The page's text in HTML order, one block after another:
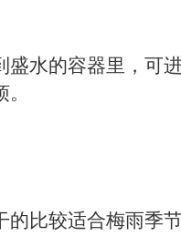
水的容器里，可
比较适合梅雨季